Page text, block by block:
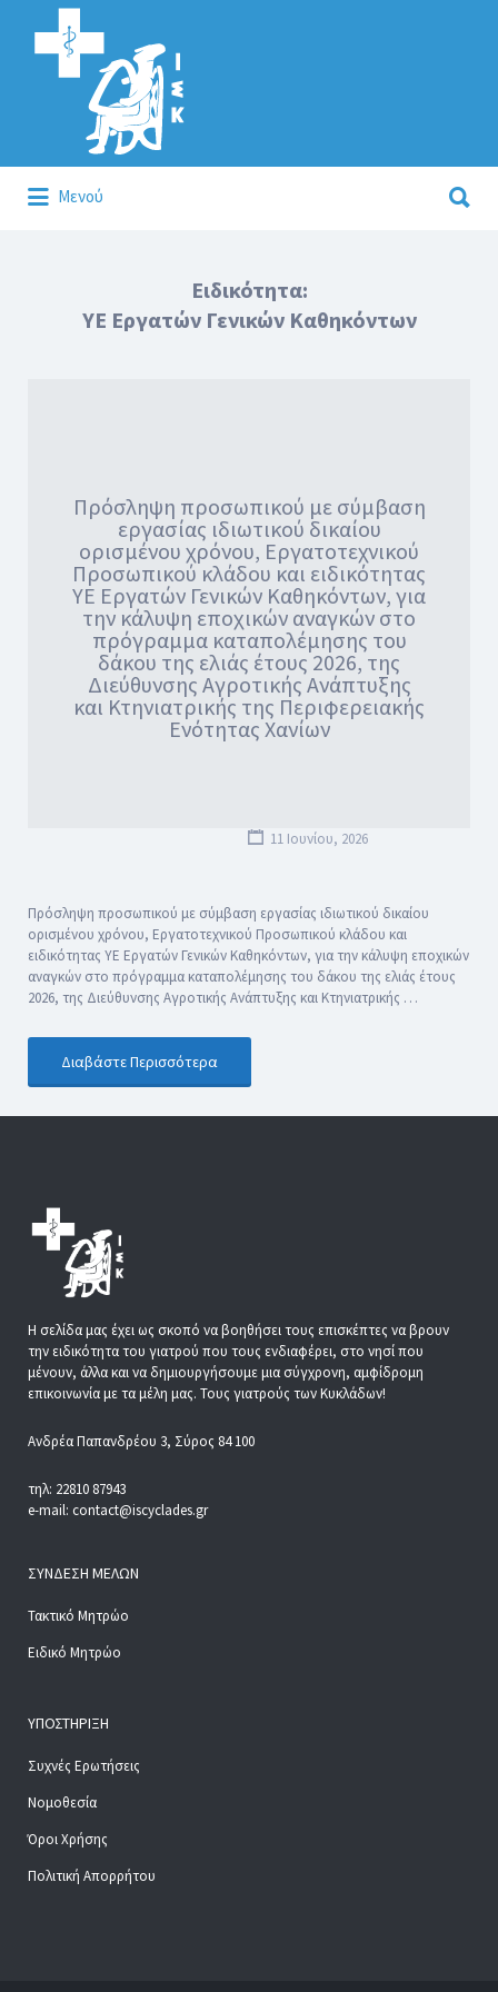
Αναζήτηση
για:
Μενού
για:
Ειδικότητα:
ΥΕ Εργατών Γενικών Καθηκόντων
Πρόσληψη προσωπικού με σύμβαση
εργασίας ιδιωτικού δικαίου
ορισμένου χρόνου, Εργατοτεχνικού
Προσωπικού κλάδου και ειδικότητας
ΥΕ Εργατών Γενικών Καθηκόντων, για
την κάλυψη εποχικών αναγκών στο
πρόγραμμα καταπολέμησης του
δάκου της ελιάς έτους 2026, της
Διεύθυνσης Αγροτικής Ανάπτυξης
και Κτηνιατρικής της Περιφερειακής
Ενότητας Χανίων
11 Ιουνίου, 2026
Πρόσληψη προσωπικού με σύμβαση εργασίας ιδιωτικού δικαίου
ορισμένου χρόνου, Εργατοτεχνικού Προσωπικού κλάδου και
ειδικότητας ΥΕ Εργατών Γενικών Καθηκόντων, για την κάλυψη εποχικών
αναγκών στο πρόγραμμα καταπολέμησης του δάκου της ελιάς έτους
2026, της Διεύθυνσης Αγροτικής Ανάπτυξης και Κτηνιατρικής …
Διαβάστε Περισσότερα
Η σελίδα μας έχει ως σκοπό να βοηθήσει τους επισκέπτες να βρουν
την ειδικότητα του γιατρού που τους ενδιαφέρει, στο νησί που
μένουν, άλλα και να δημιουργήσουμε μια σύγχρονη, αμφίδρομη
επικοινωνία με τα μέλη μας. Τους γιατρούς των Κυκλάδων!
Ανδρέα Παπανδρέου 3, Σύρος 84 100
τηλ: 22810 87943
e-mail: contact@iscyclades.gr
ΣΎΝΔΕΣΗ ΜΕΛΏΝ
Τακτικό Μητρώο
Ειδικό Μητρώο
ΥΠΟΣΤΉΡΙΞΗ
Συχνές Ερωτήσεις
Νομοθεσία
Όροι Χρήσης
Πολιτική Απορρήτου